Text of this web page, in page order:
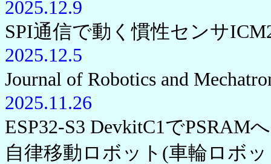
2025.12.9
SPI通信で動く慣性センサ
2025.12.5
Journal of Robotics and
2025.11.26
ESP32-S3 DevkitC1でPSRAM
自律移動ロボット(車輪ロボ